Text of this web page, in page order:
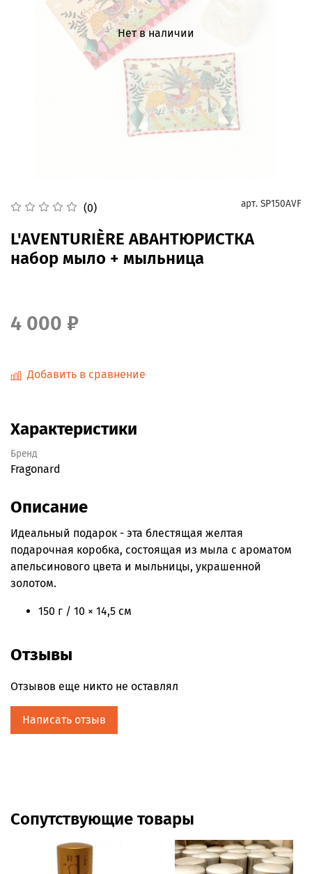
Нет в наличии
(0) арт. SP150AVF
L'AVENTURIÈRE АВАНТЮРИСТКА
набор мыло + мыльница
4 000 ₽
Добавить в сравнение
Характеристики
Бренд
Fragonard
Описание
Идеальный подарок - эта блестящая желтая
подарочная коробка, состоящая из мыла с ароматом
апельсинового цвета и мыльницы, украшенной
золотом.
150 г / 10 × 14,5 см
Отзывы
Отзывов еще никто не оставлял
Написать отзыв
Сопутствующие товары